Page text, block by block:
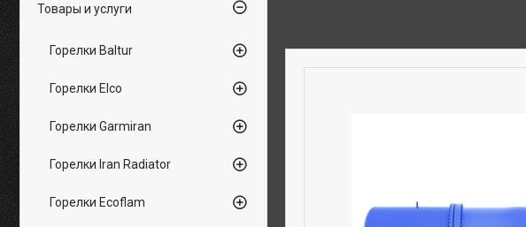
Товары и услуги
Горелки Baltur
Горелки Elco
Горелки Garmiran
Горелки Iran Radiator
Горелки Ecoflam